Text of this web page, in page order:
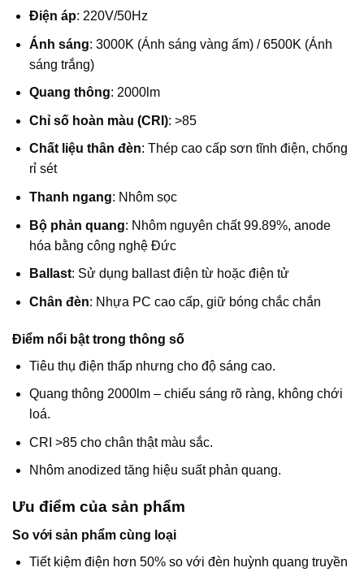
Điện áp: 220V/50Hz
Ánh sáng: 3000K (Ánh sáng vàng ấm) / 6500K (Ánh
sáng trắng)
Quang thông: 2000lm
Chỉ số hoàn màu (CRI): >85
Chất liệu thân đèn: Thép cao cấp sơn tĩnh điện, chống
rỉ sét
Thanh ngang: Nhôm sọc
Bộ phản quang: Nhôm nguyên chất 99.89%, anode
hóa bằng công nghệ Đức
Ballast: Sử dụng ballast điện từ hoặc điện tử
Chân đèn: Nhựa PC cao cấp, giữ bóng chắc chắn
Điểm nổi bật trong thông số
Tiêu thụ điện thấp nhưng cho độ sáng cao.
Quang thông 2000lm – chiếu sáng rõ ràng, không chới
loá.
CRI >85 cho chân thật màu sắc.
Nhôm anodized tăng hiệu suất phản quang.
Ưu điểm của sản phẩm
So với sản phẩm cùng loại
Tiết kiệm điện hơn 50% so với đèn huỳnh quang truyền